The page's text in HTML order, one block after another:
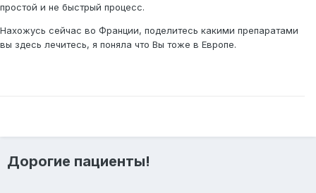
простой и не быстрый процесс.
Нахожусь сейчас во Франции, поделитесь какими препаратами
вы здесь лечитесь, я поняла что Вы тоже в Европе.
Дорогие пациенты!